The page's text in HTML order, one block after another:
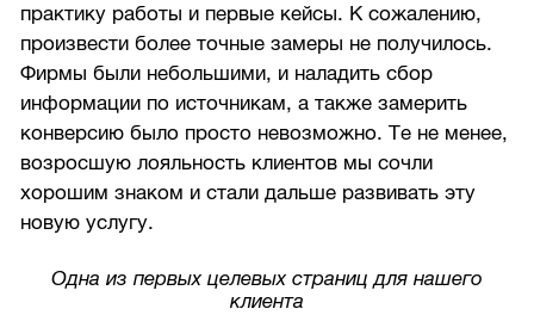
практику работы и первые кейсы. К сожалению,
произвести более точные замеры не получилось.
Фирмы были небольшими, и наладить сбор
информации по источникам, а также замерить
конверсию было просто невозможно. Те не менее,
возросшую лояльность клиентов мы сочли
хорошим знаком и стали дальше развивать эту
новую услугу.
Одна из первых целевых страниц для нашего
клиента